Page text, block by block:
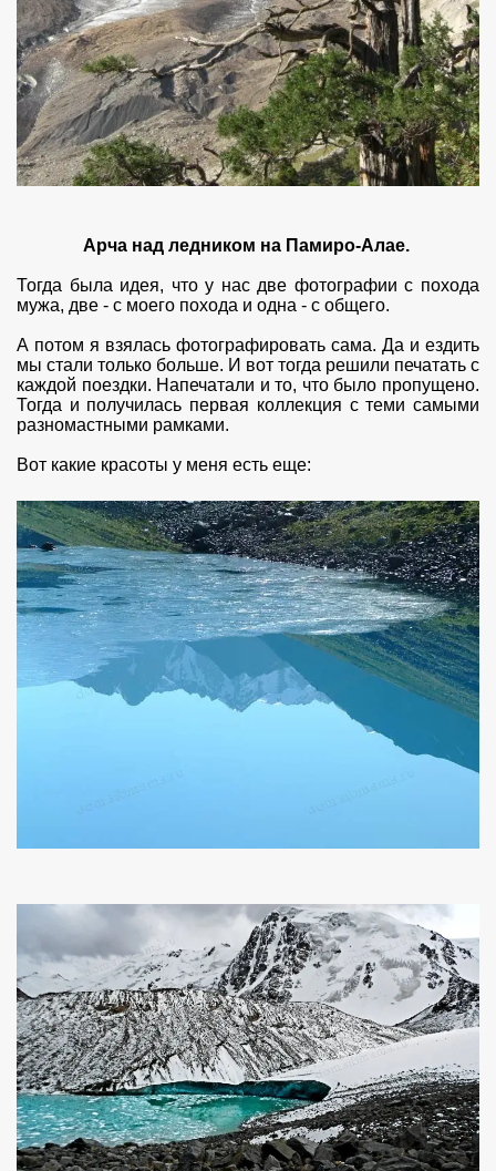
Арча над ледником на Памиро-Алае.
Тогда была идея, что у нас две фотографии с похода
мужа, две - с моего похода и одна - с общего.
А потом я взялась фотографировать сама. Да и ездить
мы стали только больше. И вот тогда решили печатать с
каждой поездки. Напечатали и то, что было пропущено.
Тогда и получилась первая коллекция с теми самыми
разномастными рамками.
Вот какие красоты у меня есть еще: